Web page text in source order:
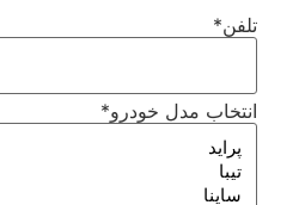
تلفن*
انتخاب مدل خودرو*